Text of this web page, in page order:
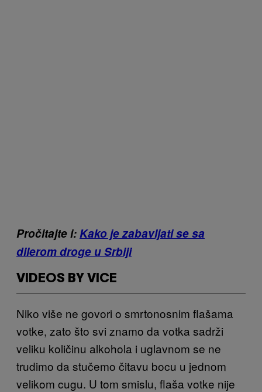
Pročitajte i:Kako je zabavljati se sa
dilerom droge u Srbiji
VIDEOS BY VICE
Niko više ne govori o smrtonosnim flašama
votke, zato što svi znamo da votka sadrži
veliku količinu alkohola i uglavnom se ne
trudimo da stučemo čitavu bocu u jednom
velikom cugu. U tom smislu, flaša votke nije